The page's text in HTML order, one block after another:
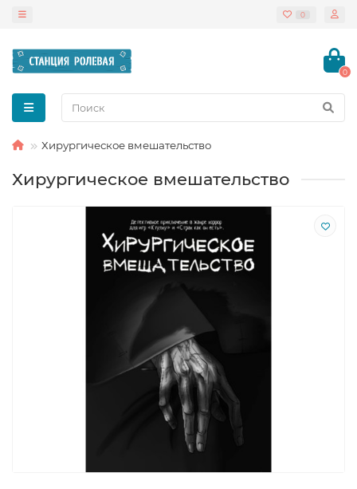
0
0
Хирургическое вмешательство
Хирургическое вмешательство